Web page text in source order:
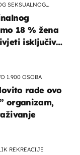
SEKSUALNOG
18 % žena
isključivo
1.900 OSOBA
rade ovo
organizam,
REKREACIJE